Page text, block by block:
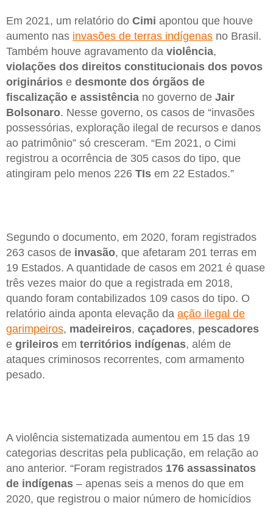
Em 2021, um relatório do Cimi apontou que houve
aumento nas invasões de terras indígenas no Brasil.
Também houve agravamento da violência,
violações dos direitos constitucionais dos povos
originários e desmonte dos órgãos de
fiscalização e assistência no governo de Jair
Bolsonaro. Nesse governo, os casos de “invasões
possessórias, exploração ilegal de recursos e danos
ao patrimônio” só cresceram. “Em 2021, o Cimi
registrou a ocorrência de 305 casos do tipo, que
atingiram pelo menos 226 TIs em 22 Estados.”
Segundo o documento, em 2020, foram registrados
263 casos de invasão, que afetaram 201 terras em
19 Estados. A quantidade de casos em 2021 é quase
três vezes maior do que a registrada em 2018,
quando foram contabilizados 109 casos do tipo. O
relatório ainda aponta elevação da ação ilegal de
garimpeiros, madeireiros, caçadores, pescadores
e grileiros em territórios indígenas, além de
ataques criminosos recorrentes, com armamento
pesado.
A violência sistematizada aumentou em 15 das 19
categorias descritas pela publicação, em relação ao
ano anterior. “Foram registrados 176 assassinatos
de indígenas – apenas seis a menos do que em
2020, que registrou o maior número de homicídios